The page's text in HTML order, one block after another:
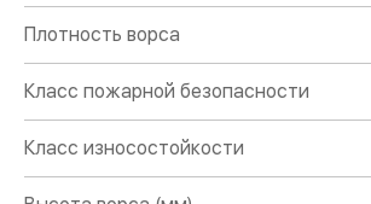
Плотность ворса
Класс пожарной безопасности
Класс износостойкости